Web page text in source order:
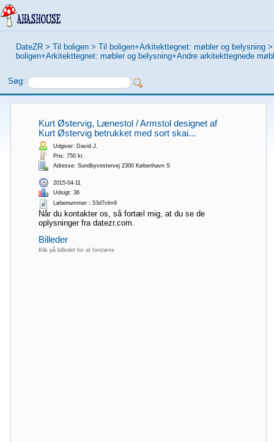
DateZR > Til boligen > Til boligen+Arkitekttegnet: møbler og belysning
boligen+Arkitekttegnet: møbler og belysning+Andre arkitekttegnede
Søg:
Kurt Østervig, Lænestol / Armstol designet af
Kurt Østervig betrukket med sort skai...
Udgiver: David J.
Pris: 750 kr.
Adresse: Sundbyvestervej 2300 København S
2015-04-11
Udsigt: 36
Løbenummer：53d7vlm9
Når du kontakter os, så fortæl mig, at du se de
oplysninger fra datezr.com.
Billeder
Klik på billedet for at forstørre